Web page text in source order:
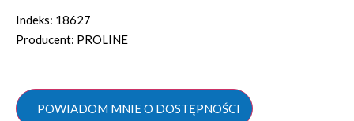
Indeks: 18627
Producent: PROLINE
POWIADOM MNIE O DOSTĘPNOŚCI